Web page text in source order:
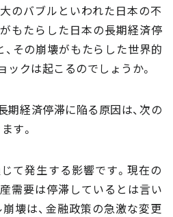
のバブルといわれた日本の不
もたらした日本の長期経済停
、その崩壊がもたらした世界的
ックは起こるのでしょうか。
期経済停滞に陥る原因は、次の
す。
て発生する影響です。現在の
需要は停滞しているとは言い
壊は、金融政策の急激な変更